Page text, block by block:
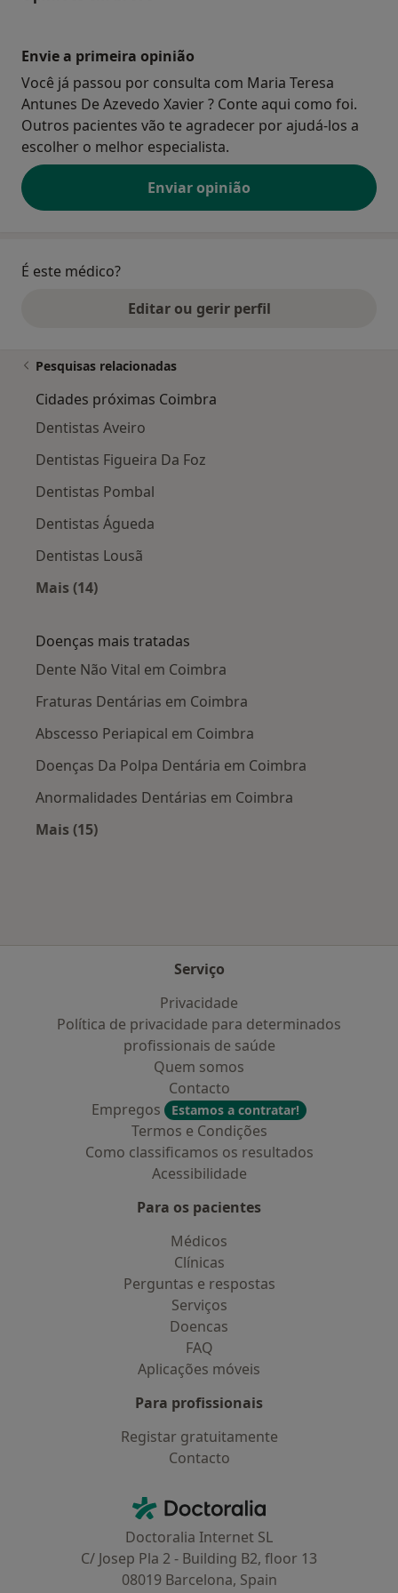
Envie a primeira opinião
Você já passou por consulta com Maria Teresa
Antunes De Azevedo Xavier ? Conte aqui como foi.
Outros pacientes vão te agradecer por ajudá-los a
escolher o melhor especialista.
Enviar opinião
É este médico?
Editar ou gerir perfil
Pesquisas relacionadas
Cidades próximas Coimbra
Dentistas Aveiro
Dentistas Figueira Da Foz
Dentistas Pombal
Dentistas Águeda
Dentistas Lousã
Mais (14)
Doenças mais tratadas
Dente Não Vital em Coimbra
Fraturas Dentárias em Coimbra
Abscesso Periapical em Coimbra
Doenças Da Polpa Dentária em Coimbra
Anormalidades Dentárias em Coimbra
Mais (15)
Serviço
Privacidade
Política de privacidade para determinados
profissionais de saúde
Quem somos
Contacto
Empregos
Estamos a contratar!
Termos e Condições
Como classificamos os resultados
Acessibilidade
Para os pacientes
Médicos
Clínicas
Perguntas e respostas
Serviços
Doencas
FAQ
Aplicações móveis
Para profissionais
Registar gratuitamente
Contacto
Doctoralia - Homepage
Doctoralia Internet SL
C/ Josep Pla 2 - Building B2, floor 13
08019 Barcelona, Spain